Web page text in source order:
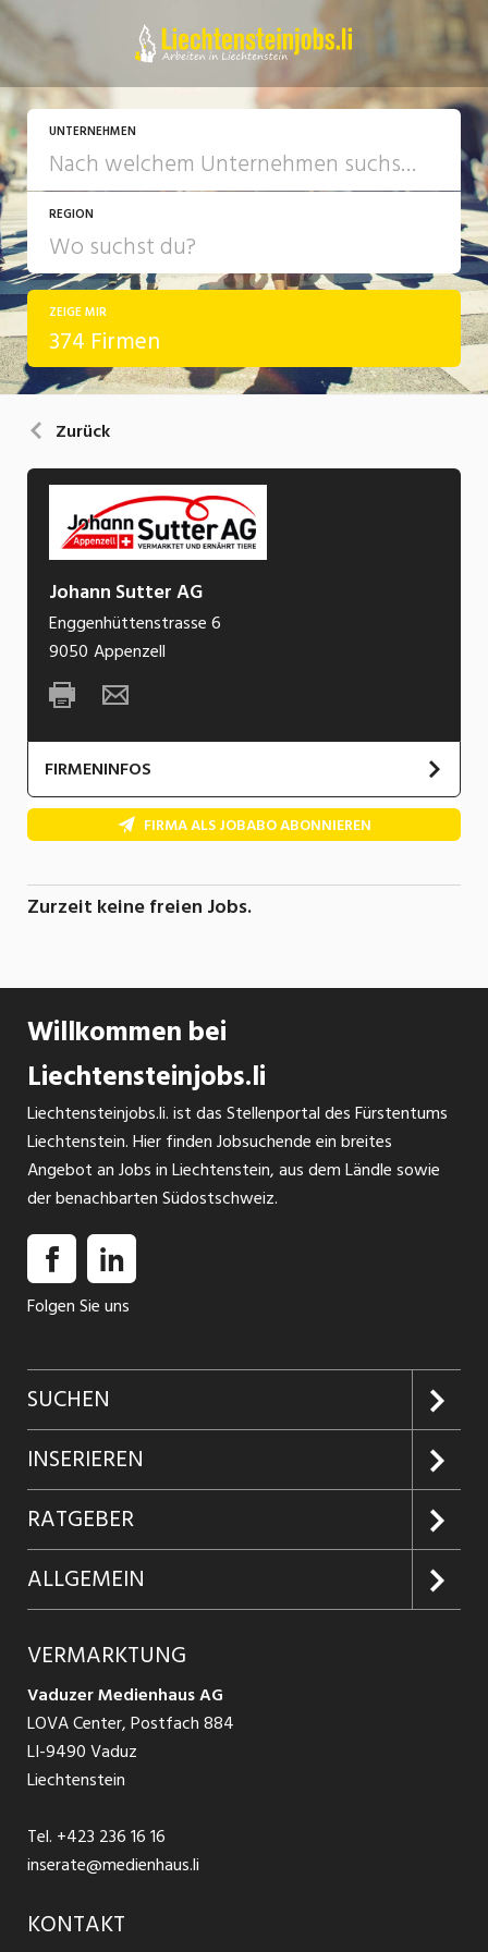
UNTERNEHMEN
REGION
ZEIGE MIR
374 Firmen
Zurück
Johann Sutter AG
Enggenhüttenstrasse 6
9050 Appenzell
FIRMENINFOS
Die Johann Sutter AG ist ein
Familienunternehmen mit Sitz in Appenzell,
sowie die Herstellung von spezifisch
Generation geführt und zeichnet sich durch seine
vierte Generation steht bereits in den
Startlöchern, um die Tradition fortzuführen und
das Unternehmen in die Zukunft zu führen.
FIRMA ALS JOBABO ABONNIEREN
Zurzeit keine freien Jobs.
Willkommen bei
Liechtensteinjobs.li
Liechtensteinjobs.li. ist das Stellenportal des Fürstentums
Liechtenstein. Hier finden Jobsuchende ein breites
Angebot an Jobs in Liechtenstein, aus dem Ländle sowie
der benachbarten Südostschweiz.
Folgen Sie uns
SUCHEN
Jobs suchen
Jobabo
Firmen entdecken
Jobs in Graubünden
Jobs in St. Gallen
Jobs in Glarus
Jobs in der Südostschweiz
Temporär Jobs
Teilzeit Jobs
INSERIEREN
Kundenlogin
Inserieren
Produkte
Schnittstelle
RATGEBER
Glossar
Ratgeber Bewerbung / Rekrutierung
ALLGEMEIN
AGB
Datenschutzbestimmungen
Nutzungsbedingungen
Impressum
VERMARKTUNG
Vaduzer Medienhaus AG
LOVA Center, Postfach 884
LI-9490 Vaduz
Liechtenstein
Tel. +423 236 16 16
inserate@medienhaus.li
KONTAKT